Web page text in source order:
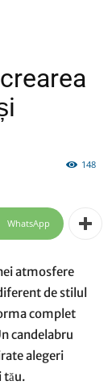
148
WhatsApp
atmosfere
de stilul
complet
candelabru
alegeri
tău.